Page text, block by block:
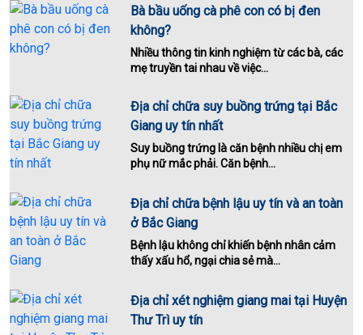
Bà bầu uống cà phê con có bị đen
không?
Nhiều thông tin kinh nghiệm từ các bà, các
mẹ truyền tai nhau về việc...
Địa chỉ chữa suy buồng trứng tại Bắc
Giang uy tín nhất
Suy buồng trứng là căn bệnh nhiều chị em
phụ nữ mắc phải. Căn bệnh...
Địa chỉ chữa bệnh lậu uy tín và an toàn
ở Bắc Giang
Bệnh lậu không chỉ khiến bệnh nhân cảm
thấy xấu hổ, ngại chia sẻ mà...
Địa chỉ xét nghiệm giang mai tại Huyện
Thư Trì uy tín